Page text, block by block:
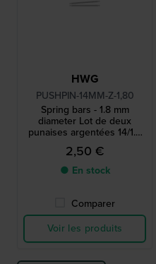
HWG
PUSHPIN-14MM-Z-1,80
Spring bars - 1.8 mm
diameter Lot de deux
punaises argentées 14/1.8
mm
2,50 €
● En stock
Comparer
Voir les produits